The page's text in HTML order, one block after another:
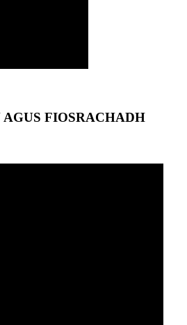
FIOSRACHADH